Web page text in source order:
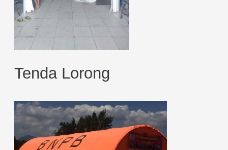
Tenda Lorong